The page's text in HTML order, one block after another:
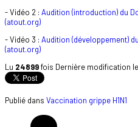
- Vidéo 2 : Audition (introduction) du
(atout.org)
- Vidéo 3 : Audition (développement)
(atout.org)
Lu 24899fois Dernière modification
Publié dans Vaccination grippe H1N1